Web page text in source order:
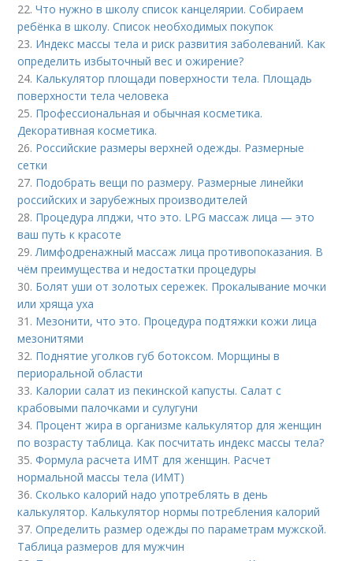
22.Что нужно в школу список канцелярии. Собираем
ребёнка в школу. Список необходимых покупок
23. Индекс массы тела и риск развития заболеваний. Как
определить избыточный вес и ожирение?
24. Калькулятор площади поверхности тела. Площадь
поверхности тела человека
25. Профессиональная и обычная косметика.
Декоративная косметика.
26. Российские размеры верхней одежды. Размерные
сетки
27. Подобрать вещи по размеру. Размерные линейки
российских и зарубежных производителей
28. Процедура лпджи, что это. LPG массаж лица — это
ваш путь к красоте
29.Лимфодренажный массаж лица противопоказания. В
чём преимущества и недостатки процедуры
30. Болят уши от золотых сережек. Прокалывание мочки
или хряща уха
31. Мезонити, что это. Процедура подтяжки кожи лица
мезонитями
32. Поднятие уголков губ ботоксом. Морщины в
периоральной области
33. Калории салат из пекинской капусты. Салат с
крабовыми палочками и сулугуни
34. Процент жира в организме калькулятор для женщин
по возрасту таблица. Как посчитать индекс массы тела?
35.Формула расчета ИМТ для женщин. Расчет
нормальной массы тела (ИМТ)
36.Сколько калорий надо употреблять в день
калькулятор. Калькулятор нормы потребления калорий
37.Определить размер одежды по параметрам мужской.
Таблица размеров для мужчин